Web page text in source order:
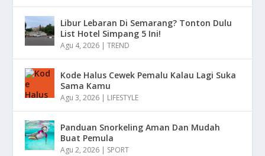
Libur Lebaran Di Semarang? Tonton Dulu
List Hotel Simpang 5 Ini!
Agu 4, 2026 |TREND
Kode Halus Cewek Pemalu Kalau Lagi Suka
Sama Kamu
Agu 3, 2026 | LIFESTYLE
Panduan Snorkeling Aman Dan Mudah
Buat Pemula
Agu 2, 2026 | SPORT